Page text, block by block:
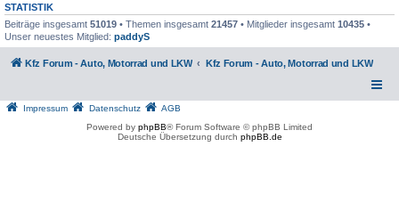
STATISTIK
Beiträge insgesamt 51019 • Themen insgesamt 21457 • Mitglieder insgesamt 10435 •
Unser neuestes Mitglied: paddyS
Kfz Forum - Auto, Motorrad und LKW Kfz Forum - Auto, Motorrad und LKW
Impressum Datenschutz
AGB
Powered by phpBB® Forum Software © phpBB Limited
Deutsche Übersetzung durch phpBB.de